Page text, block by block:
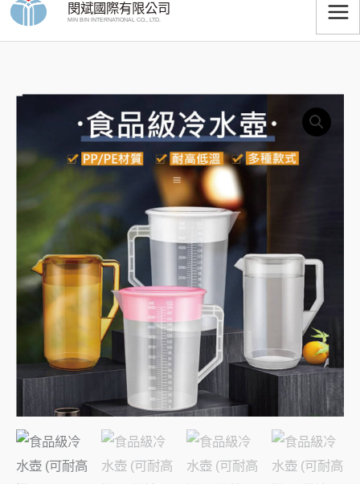
跳
閔斌國際有限公司
MIN BIN INTERNATIONAL CO., LTD.
價
格
範
圍：
NT$92
到
NT$600
級
水
耐
高